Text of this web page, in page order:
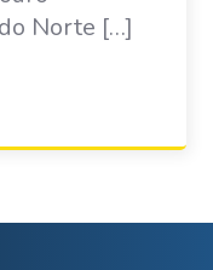
Norte […]